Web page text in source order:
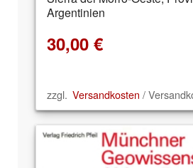
Argentinien
30,00 €
zzgl. Versandkosten /